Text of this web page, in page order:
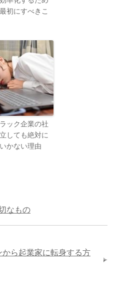
初にすべきこ
ック企業の社
しても絶対に
かない理由
なもの
ら起業家に転身する方